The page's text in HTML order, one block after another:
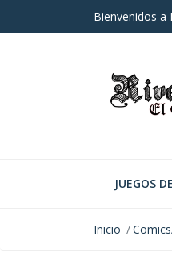
Bienvenidos a
JUEGOS
Inicio